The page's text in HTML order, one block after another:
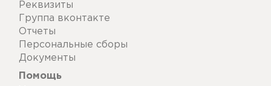
Реквизиты
Группа вконтакте
Отчеты
Персональные сборы
Документы
Помощь